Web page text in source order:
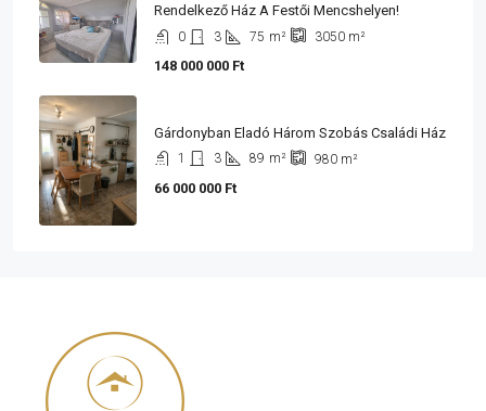
Rendelkező Ház A Festői Mencshelyen!
0 3 75 m² 3050 m²
148 000 000 Ft
Gárdonyban Eladó Három Szobás Családi Ház
1 3 89 m² 980 m²
66 000 000 Ft